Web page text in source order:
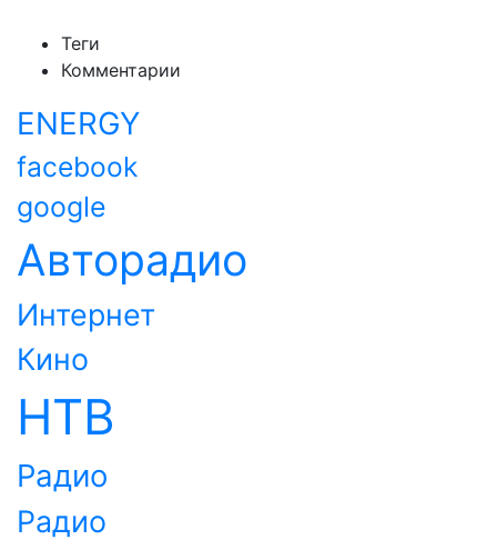
Теги
Комментарии
ENERGY
facebook
google
Авторадио
Интернет
Кино
НТВ
Радио
Радио